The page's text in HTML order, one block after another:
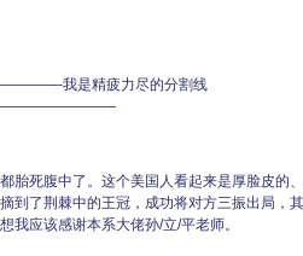
我是精疲力尽的分割线
胎死腹中了。这个美国人看起来是厚脸皮的
到了荆棘中的王冠，成功将对方三振出局，
我应该感谢本系大佬孙/立/平老师。